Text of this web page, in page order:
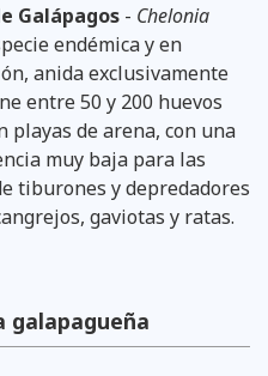
Galápagos - Chelonia
endémica y en
anida exclusivamente
entre 50 y 200 huevos
playas de arena, con una
muy baja para las
tiburones y depredadores
gaviotas y ratas.
galapagueña